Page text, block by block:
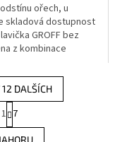
ořech, u
skladová dostupnost
GROFF bez
z kombinace
O
v
DALŠÍCH
S
t
r
1 7